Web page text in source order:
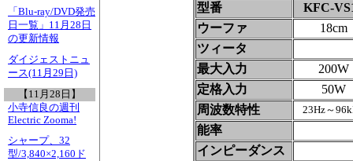
「Blu-ray/DVD発売
日一覧」11月28日
の更新情報
ダイジェストニュ
ース(11月29日)
【11月28日】
小寺信良の週刊
Electric Zooma!
シャープ、32
型/3,840×2,160ド
型番
KFC-
ウーファ
18cm
ツィータ
最大入力
200W
定格入力
50W
周波数特性
23Hz～
能率
インピーダンス